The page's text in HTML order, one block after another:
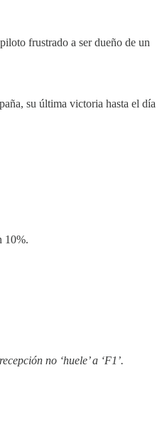
frustrado a ser dueño de un
su última victoria hasta el día
10%.
no ‘huele’ a ‘F1’.